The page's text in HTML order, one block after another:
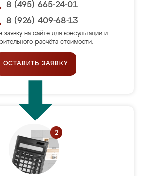
8 (495) 665-24-01
8 (926) 409-68-13
заявку на сайте для консультации и
расчёта стоимости.
ОСТАВИТЬ ЗАЯВКУ